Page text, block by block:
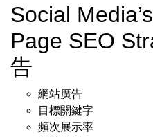
Social
Page SEO
告
網站廣告
目標關鍵字
頻次展示率